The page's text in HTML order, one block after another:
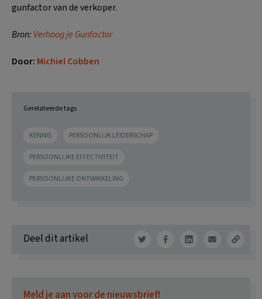
gunfactor van de verkoper.
Bron:Verhoog je Gunfactor
Door: Michiel Cobben
Gerelateerde tags
KENNIS PERSOONLIJK LEIDERSCHAP
PERSOONLIJKE EFFECTIVITEIT
PERSOONLIJKE ONTWIKKELING
Deel dit artikel
Meld je aan voor de nieuwsbrief!